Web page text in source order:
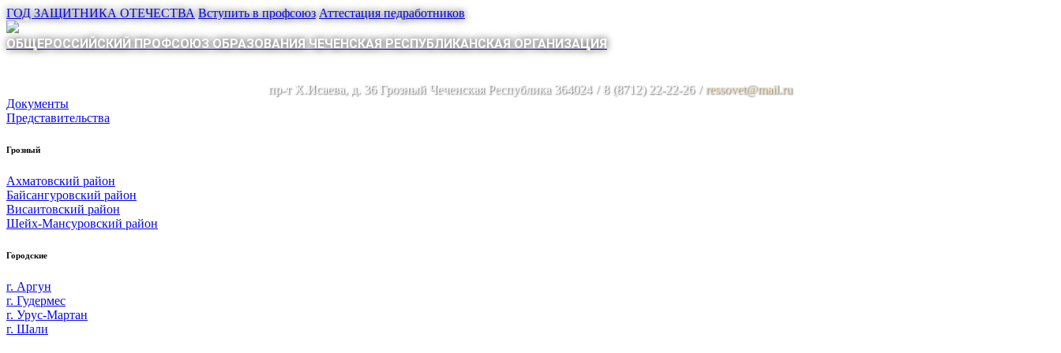
ГОД ЗАЩИТНИКА ОТЕЧЕСТВА Вступить в профсоюз Аттестация педработников
ОБЩЕРОССИЙСКИЙ ПРОФСОЮЗ ОБРАЗОВАНИЯ ЧЕЧЕНСКАЯ РЕСПУБЛИКАНСКАЯ ОРГАНИЗАЦИЯ
пр-т Х.Исаева, д. 36 Грозный Чеченская Республика 364024 / 8 (8712) 22-22-26 / ressovet@mail.ru
Документы
Представительства
Грозный
Ахматовский район
Байсангуровский район
Висаитовский район
Шейх-Мансуровский район
Городские
г. Аргун
г. Гудермес
г. Урус-Мартан
г. Шали